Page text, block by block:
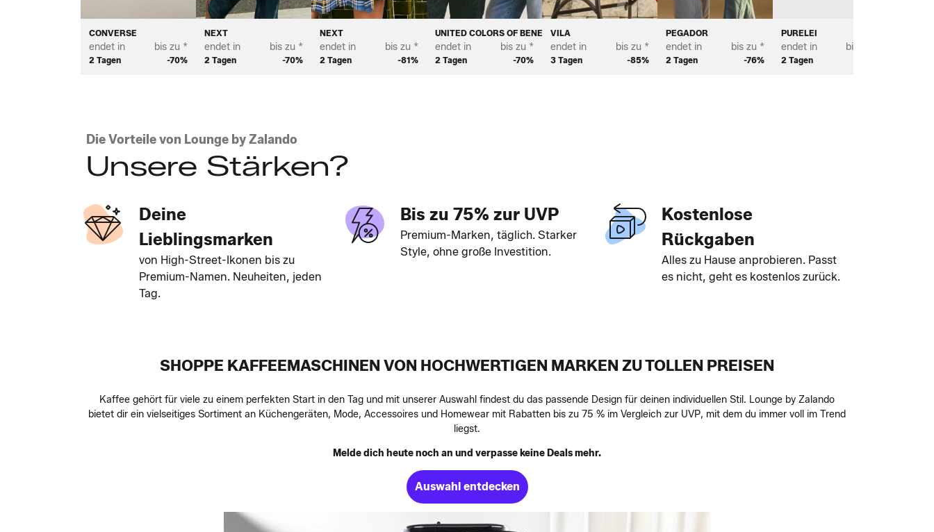
CONVERSE
endet in
2 Tagen
bis zu *
-70%
NEXT
endet in
2 Tagen
bis zu *
-70%
NEXT
endet in
2 Tagen
bis zu *
-81%
UNITED COLORS OF BENETTON
endet in
2 Tagen
bis zu *
-70%
VILA
endet in
3 Tagen
bis zu *
-85%
PEGADOR
endet in
2 Tagen
bis zu *
-76%
PURELEI
endet in
2 Tagen
bis zu *
Die Vorteile von Lounge by Zalando
Unsere Stärken?
Deine
Lieblingsmarken
von High-Street-Ikonen bis zu
Premium-Namen. Neuheiten, jeden
Tag.
Bis zu 75% zur UVP
Premium-Marken, täglich. Starker
Style, ohne große Investition.
Kostenlose
Rückgaben
Alles zu Hause anprobieren. Passt
es nicht, geht es kostenlos zurück.
SHOPPE KAFFEEMASCHINEN VON HOCHWERTIGEN MARKEN ZU TOLLEN PREISEN
Kaffee gehört für viele zu einem perfekten Start in den Tag und mit unserer Auswahl findest du das passende Design für deinen individuellen Stil. Lounge by Zalando
bietet dir ein vielseitiges Sortiment an Küchengeräten, Mode, Accessoires und Homewear mit Rabatten bis zu 75 % im Vergleich zur UVP, mit dem du immer voll im Trend
liegst.
Melde dich heute noch an und verpasse keine Deals mehr.
Auswahl entdecken